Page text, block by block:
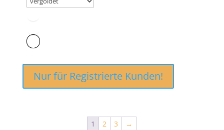
Nur für Registrierte Kunden!
1 2 3 →